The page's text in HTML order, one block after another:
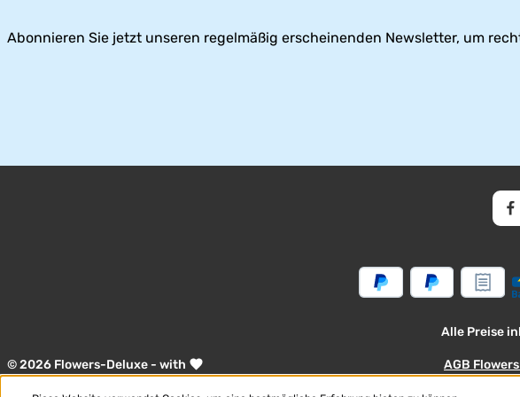
Abonnieren Sie jetzt unseren regelmäßig erscheinenden Newsletter, um
Alle Preise
© 2026 Flowers-Deluxe - with AGB